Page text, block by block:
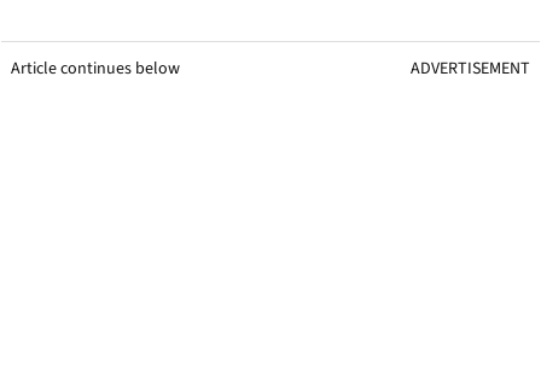
Article continues below ADVERTISEMENT